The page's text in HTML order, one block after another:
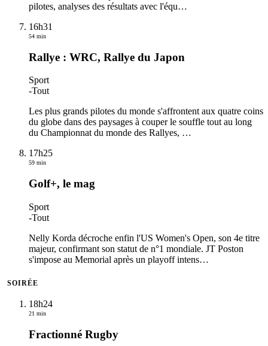
pilotes, analyses des résultats avec l'équ…
16h31
54 min
Rallye : WRC, Rallye du Japon
Sport
-Tout
Les plus grands pilotes du monde s'affrontent aux quatre coins
du globe dans des paysages à couper le souffle tout au long
du Championnat du monde des Rallyes, …
17h25
59 min
Golf+, le mag
Sport
-Tout
Nelly Korda décroche enfin l'US Women's Open, son 4e titre
majeur, confirmant son statut de n°1 mondiale. JT Poston
s'impose au Memorial après un playoff intens…
SOIRÉE
18h24
21 min
Fractionné Rugby